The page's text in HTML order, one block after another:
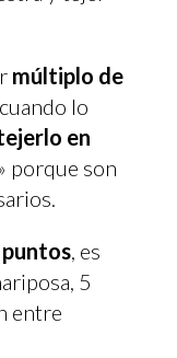
múltiplo de
lo
en
porque son
, es
5
entre